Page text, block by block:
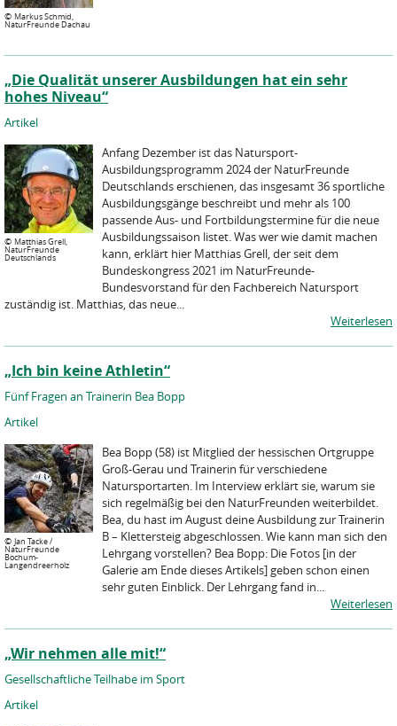
© Markus Schmid,
NaturFreunde Dachau
„Die Qualität unserer Ausbildungen hat ein sehr
hohes Niveau“
Artikel
© Matthias Grell,
NaturFreunde
Deutschlands
Anfang Dezember ist das Natursport-
Ausbildungsprogramm 2024 der NaturFreunde
Deutschlands erschienen, das insgesamt 36 sportliche
Ausbildungsgänge beschreibt und mehr als 100
passende Aus- und Fortbildungstermine für die neue
Ausbildungssaison listet. Was wer wie damit machen
kann, erklärt hier Matthias Grell, der seit dem
Bundeskongress 2021 im NaturFreunde-
Bundesvorstand für den Fachbereich Natursport
zuständig ist. Matthias, das neue...
Weiterlesen
„Ich bin keine Athletin“
Fünf Fragen an Trainerin Bea Bopp
Artikel
© Jan Tacke /
NaturFreunde
Bochum-
Langendreerholz
Bea Bopp (58) ist Mitglied der hessischen Ortgruppe
Groß-Gerau und Trainerin für verschiedene
Natursportarten. Im Interview erklärt sie, warum sie
sich regelmäßig bei den NaturFreunden weiterbildet.
Bea, du hast im August deine Ausbildung zur Trainerin
B – Klettersteig abgeschlossen. Wie kann man sich den
Lehrgang vorstellen? Bea Bopp: Die Fotos [in der
Galerie am Ende dieses Artikels] geben schon einen
sehr guten Einblick. Der Lehrgang fand in...
Weiterlesen
„Wir nehmen alle mit!“
Gesellschaftliche Teilhabe im Sport
Artikel